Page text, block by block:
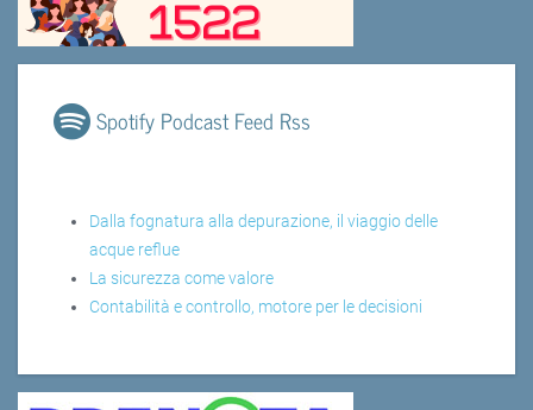
Spotify Podcast Feed Rss
Dalla fognatura alla depurazione, il viaggio delle
acque reflue
La sicurezza come valore
Contabilità e controllo, motore per le decisioni